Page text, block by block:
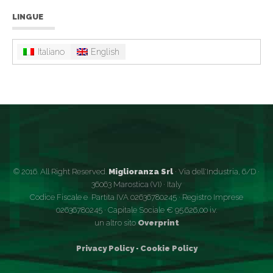
LINGUE
Italiano English
© 2016. All Right Reserved. Miglioranza Srl · Via dell'Industria, 6/D ·
36063 Marostica (VI) · Italy
Codice Fiscale e Partita IVA 02636780245 · Registro Imprese
02636780245 · Capitale Sociale € 95.626,00 i.v.
un altro sito Overprint
Privacy Policy · Cookie Policy